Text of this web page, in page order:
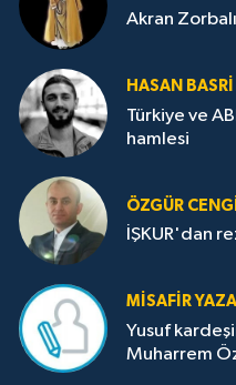
Akran
HASAN
Türkiye ve
hamlesi
ÖZGÜR
İŞKUR'dan
MISAFIR
Yusuf
Muharrem